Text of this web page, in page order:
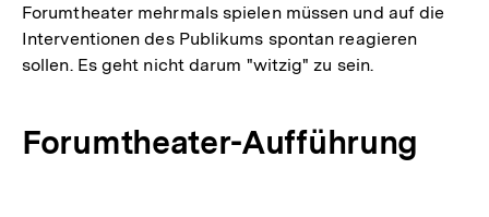
Forumtheater mehrmals spielen müssen und auf die
Interventionen des Publikums spontan reagieren
sollen. Es geht nicht darum "witzig" zu sein.
Forumtheater-Aufführung